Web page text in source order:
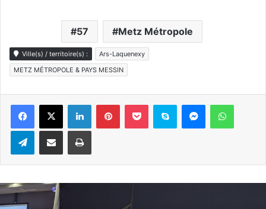
57 Metz Métropole
Ville(s) / territoire(s) :
Ars-Laquenexy
METZ MÉTROPOLE & PAYS MESSIN
LinkedinPinterestPocket Skype Messenger
TelegramPartager par e-mail Imprimer